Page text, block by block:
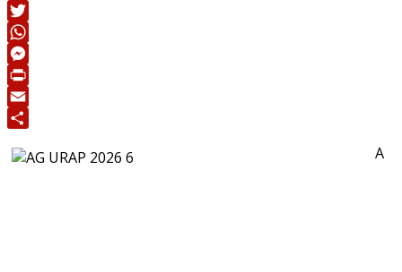
Facebook
Twitter
WhatsApp
Messenger
Print
Email
A